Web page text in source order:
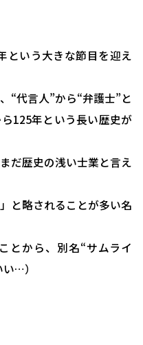
という大きな節目を迎え
“代言人”から“弁護士”と
125年という長い歴史が
だ歴史の浅い士業と言え
と略されることが多い名
とから、別名“サムライ
…）